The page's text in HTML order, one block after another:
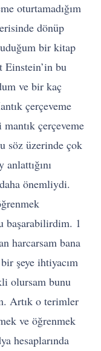
oturtamadığım
dönüp
bir kitap
Einstein’in bu
ve bir kaç
çerçeveme
çerçeveme
söz üzerinde çok
önemliydi.
başarabilirdim. 1
harcarsam bana
şeye ihtiyacım
olursam bunu
Artık o terimler
ve öğrenmek
hesaplarında